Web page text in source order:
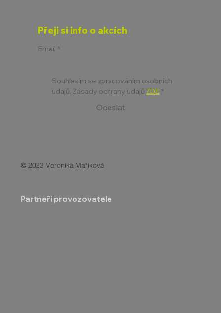
Přeji si info o akcích
Email *
Souhlasím se zpracováním osobních
údajů. Zásady ochrany údajů ZDE *
Odeslat
© 2023 Veronika Maříková
Partneři provozovatele